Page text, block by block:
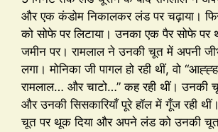
और एक कंडोम निकालकर लंड पर चढ़ाया।
को सोफे पर लिटाया। उनका एक पैर सोफे पर
जमीन पर। रामलाल ने उनकी चूत में अपनी
लगा। मोनिका जी पागल हो रही थीं, वो
रामलाल… और चाटो…” कह रही थीं। उनकी
और उनकी सिसकारियाँ पूरे हॉल में गूँज रही
चूत पर थूक दिया और अपने लंड को उनकी चूत